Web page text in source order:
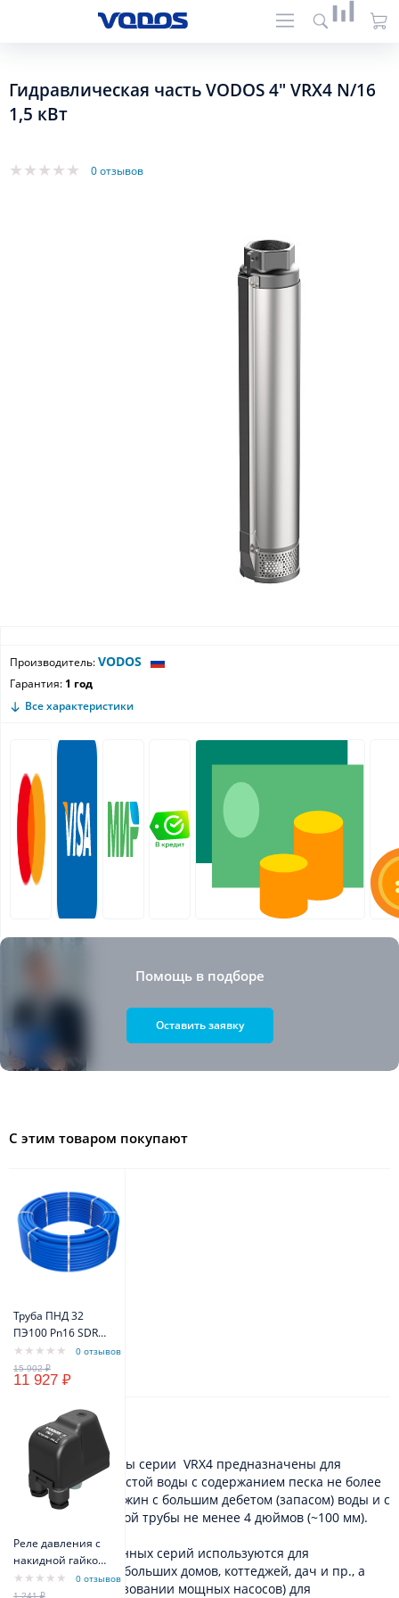
Гидравлическая часть VODOS 4" VRX4 N/16
1,5 кВт
0 отзывов
Производитель:VODOS
Гарантия: 1 год
Все характеристики
Помощь в подборе
Оставить заявку
С этим товаром покупают
Труба ПНД 32
ПЭ100 Pn16 SDR11
(бухта 100м)
(синий цвет)
VODOS Standart
0 отзывов
11 927 ₽
Реле давления с
накидной гайкой
VODOS PM/5 1/4" -
FG 16A(10A) IP44
0 отзывов
Описание
Скважинные насосы серии VRX4 предназначены для
перекачивания чистой воды с содержанием песка не более
300 г/куб.м из скважин с большим дебетом (запасом) воды и с
диаметром обсадной трубы не менее 4 дюймов (~100 мм).
Электронасосы данных серий используются для
водоснабжения небольших домов, коттеджей, дач и пр., а
также (при использовании мощных насосов) для